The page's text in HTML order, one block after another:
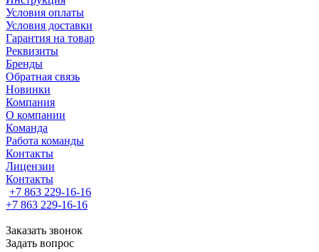
Условия оплаты
Условия доставки
Гарантия на товар
Реквизиты
Бренды
Обратная связь
Новинки
Компания
О компании
Команда
Работа команды
Контакты
Лицензии
Контакты
+7 863 229-16-16
+7 863 229-16-16
Заказать звонок
Задать вопрос